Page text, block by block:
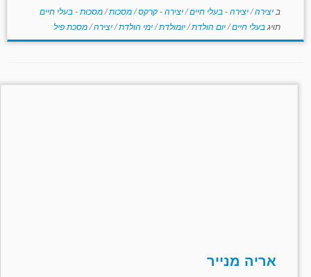
ב יצירה/יצירה - בעלי חיים/יצירה - קרקס/מסכות/מסכות - בעלי חיים
תויגבעלי חיים/יום הולדת/יומולדת/ימי הולדת/יצירה/מסכת פיל
אריה מנייר